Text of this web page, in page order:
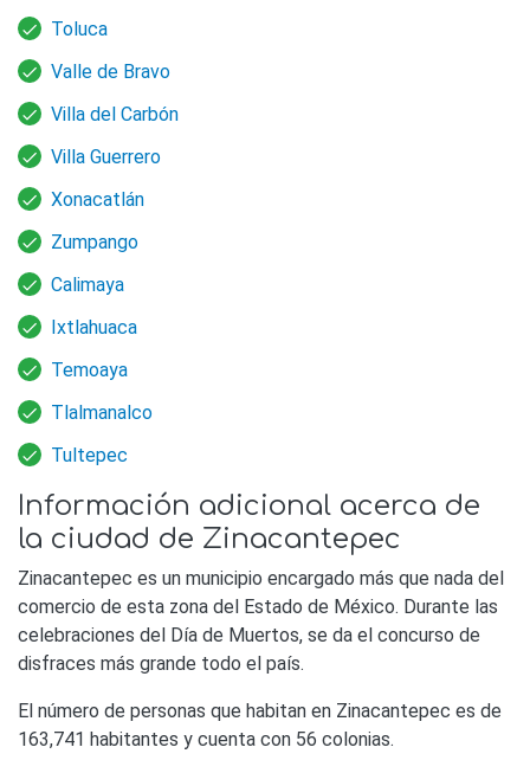
Toluca
Valle de Bravo
Villa del Carbón
Villa Guerrero
Xonacatlán
Zumpango
Calimaya
Ixtlahuaca
Temoaya
Tlalmanalco
Tultepec
Información adicional acerca de
la ciudad de Zinacantepec
Zinacantepec es un municipio encargado más que nada del
comercio de esta zona del Estado de México. Durante las
celebraciones del Día de Muertos, se da el concurso de
disfraces más grande todo el país.
El número de personas que habitan en Zinacantepec es de
163,741 habitantes y cuenta con 56 colonias.